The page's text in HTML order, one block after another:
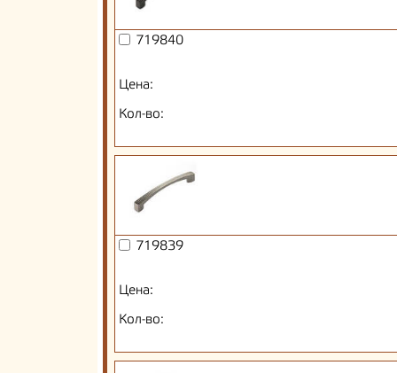
719840
Цена:
Кол-во:
719839
Цена:
Кол-во: